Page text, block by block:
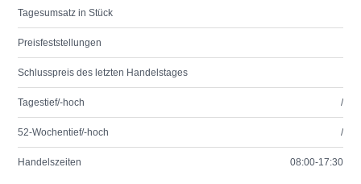
Tagesumsatz in Stück
Preisfeststellungen
Schlusspreis des letzten Handelstages
Tagestief/-hoch /
52-Wochentief/-hoch /
Handelszeiten 08:00-17:30